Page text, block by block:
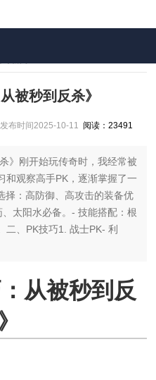
被秒到反杀》
发布时间2025-10-11 阅读：23491
》刚开始玩传奇时，我经常被
和观察高手PK，逐渐掌握了一
择：高防御、高攻击的装备优
太阳水必备。- 技能搭配：根
二、PK技巧1. 战士PK- 利
从被秒到反